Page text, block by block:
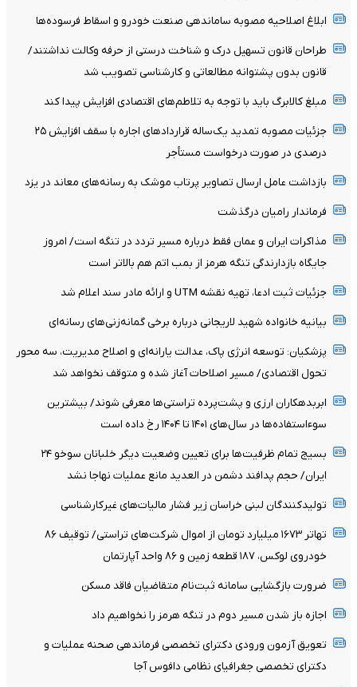
ابلاغ اصلاحیه مصوبه ساماندهی صنعت خودرو و اسقاط فرسوده‌ها
طراحان قانون تسهیل درک و شناخت درستی از حرفه وکالت نداشتند/
قانون بدون پشتوانه مطالعاتی و کارشناسی تصویب شد
مبلغ کالابرگ باید با توجه به تلاطم‌های اقتصادی افزایش پیدا کند
جزئیات مصوبه تمدید یک‌ساله قرارداد‌های اجاره با سقف افزایش ۲۵
درصدی در صورت درخواست مستأجر
بازداشت عامل ارسال تصاویر پرتاب موشک به رسانه‌های معاند در یزد
فرماندار رامیان درگذشت
مذاکرات ایران و عمان فقط درباره مسیر تردد در تنگه است/ امروز
جایگاه بازدارندگی تنگه هرمز از بمب اتم هم بالاتر است
جزئیات ثبت ادعا، تهیه نقشه UTM و ارائه مادر سند اعلام شد
بیانیه خانواده شهید لاریجانی درباره برخی گمانه‌زنی‌های رسانه‌ای
پزشکیان: توسعه انرژی پاک، عدالت یارانه‌ای و اصلاح مدیریت، سه محور
تحول اقتصادی/ مسیر اصلاحات آغاز شده و متوقف نخواهد شد
ابربدهکاران ارزی و پشت‌پرده تراستی‌ها معرفی شوند/ بیشترین
سوءاستفاده‌ها در سال‌های ۱۴۰۱ تا ۱۴۰۴ رخ داده است
بسیج تمام ظرفیت‌ها برای تعیین وضعیت دیگر خلبانان سوخو ۲۴
ایران/ حجم پدافند دشمن در العدید مانع عملیات نهاجا نشد
تولیدکنندگان لبنی خراسان زیر فشار مالیات‌های غیرکارشناسی
تهاتر ۱۶۷۳ میلیارد تومان از اموال شرکت‌های تراستی/ توقیف ۸۶
خودروی لوکس، ۱۸۷ قطعه زمین و ۸۶ واحد آپارتمان
ضرورت بازگشایی سامانه ثبت‌نام متقاضیان فاقد مسکن
اجازه باز شدن مسیر دوم در تنگه هرمز را نخواهیم داد
تعویق آزمون ورودی دکترای تخصصی فرماندهی صحنه عملیات و
دکترای تخصصی جغرافیای نظامی دافوس آجا